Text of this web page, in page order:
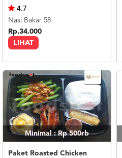
LIHAT
4.7
Nasi Bakar 58
Rp.34.000
Minimal : Rp 500rb
Paket Roasted Chicken